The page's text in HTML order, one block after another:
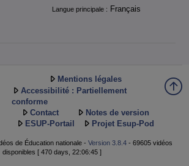
Langue principale : Français
Mentions légales
Accessibilité : Partiellement
conforme
Contact
Notes de version
ESUP-Portail
Projet Esup-Pod
de Éducation nationale - Version 3.8.4- 69605 vidéos
disponibles [ 470 days, 22:06:45 ]